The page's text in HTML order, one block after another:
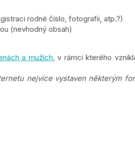
rodné číslo, fotografii, atp.?)
(nevhodný obsah)
a mužích , v rámci kterého
nejvíce vystaven některým